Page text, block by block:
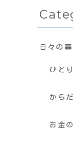
日々の
ひと
から
お金